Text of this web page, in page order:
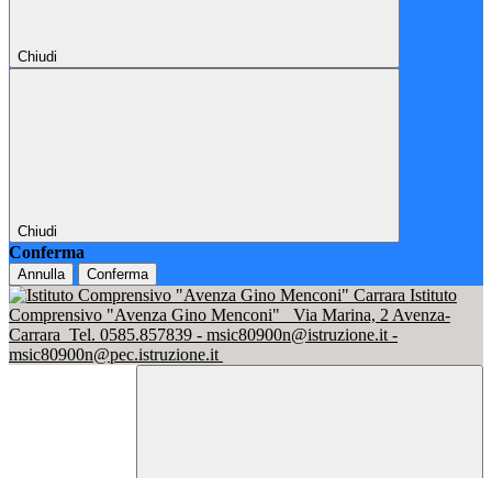
Chiudi
Chiudi
Conferma
Annulla Conferma
Istituto
Comprensivo "Avenza Gino Menconi"
Via Marina, 2 Avenza-
Carrara Tel. 0585.857839 - msic80900n@istruzione.it -
msic80900n@pec.istruzione.it